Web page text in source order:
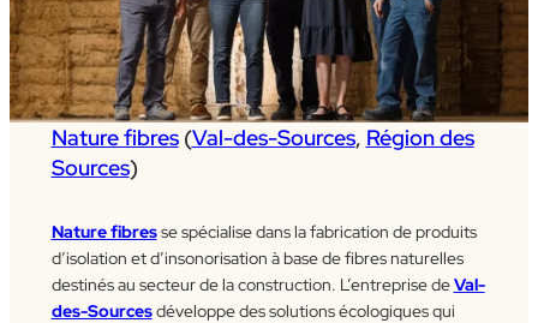
Nature fibres(Val-des-Sources, Région des
Sources)
Nature fibresse spécialise dans la fabrication de produits
d’isolation et d’insonorisation à base de fibres naturelles
destinés au secteur de la construction. L’entreprise deVal-
des-Sourcesdéveloppe des solutions écologiques qui